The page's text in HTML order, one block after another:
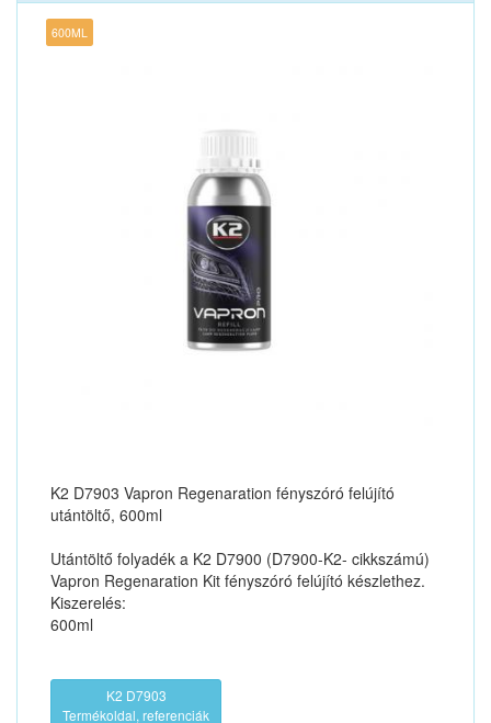
600ML
K2 D7903 Vapron Regenaration fényszóró felújító
utántöltő, 600ml
Utántöltő folyadék a K2 D7900 (D7900-K2- cikkszámú)
Vapron Regenaration Kit fényszóró felújító készlethez.
Kiszerelés:
600ml
K2 D7903
Termékoldal, referenciák